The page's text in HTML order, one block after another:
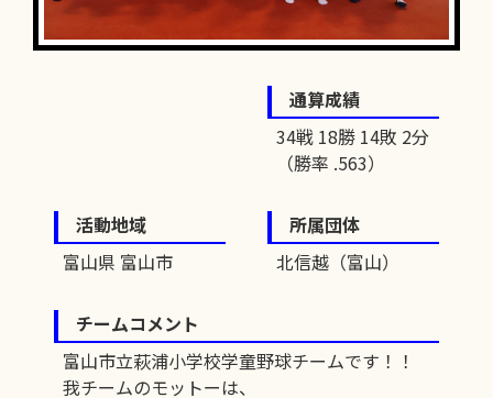
通算成績
34戦 18勝 14敗 2分
（勝率 .563）
活動地域
富山県 富山市
所属団体
北信越（富山）
チームコメント
富山市立萩浦小学校学童野球チームです！！
我チームのモットーは、